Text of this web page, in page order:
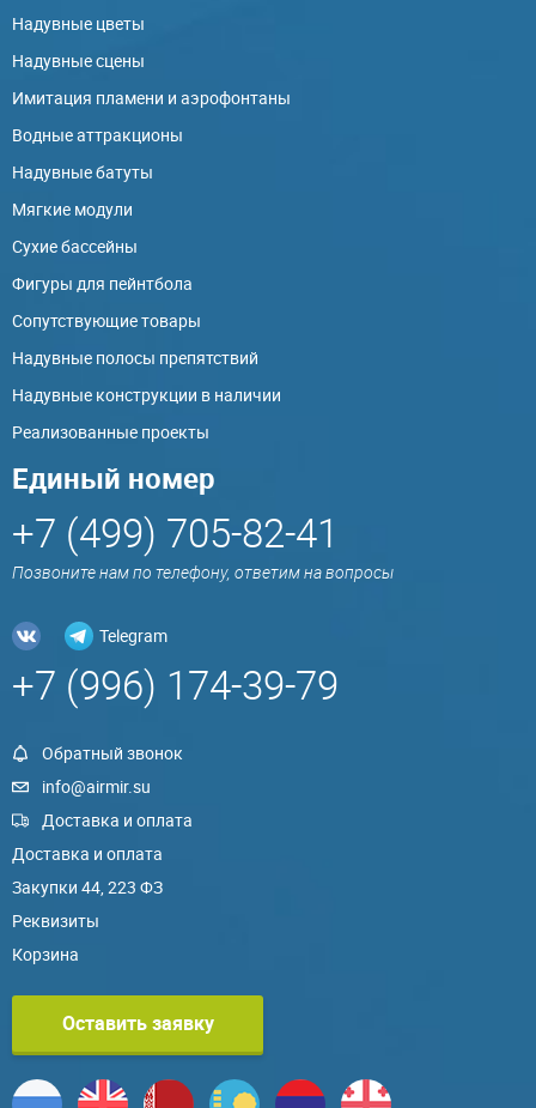
Надувные цветы
Надувные сцены
Имитация пламени и аэрофонтаны
Водные аттракционы
Надувные батуты
Мягкие модули
Сухие бассейны
Фигуры для пейнтбола
Сопутствующие товары
Надувные полосы препятствий
Надувные конструкции в наличии
Реализованные проекты
Единый номер
+7 (499) 705-82-41
Позвоните нам по телефону, ответим на вопросы
Telegram
+7 (996) 174-39-79
Обратный звонок
info@airmir.su
Доставка и оплата
Доставка и оплата
Закупки 44, 223 ФЗ
Реквизиты
Корзина
Оставить заявку